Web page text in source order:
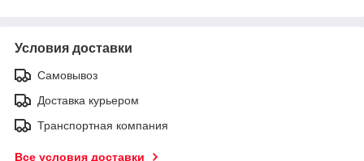
Условия доставки
Самовывоз
Доставка курьером
Транспортная компания
Все условия доставки